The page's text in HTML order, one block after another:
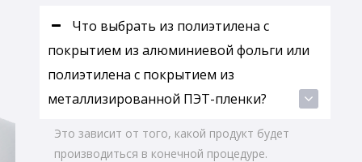
Что выбрать из полиэтилена с
покрытием из алюминиевой фольги или
полиэтилена с покрытием из
металлизированной ПЭТ-пленки?
Это зависит от того, какой продукт будет
производиться в конечной процедуре.